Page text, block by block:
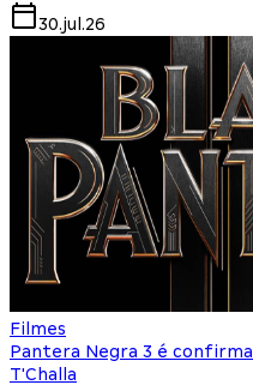
30.jul.26
Filmes
Pantera Negra 3 é
T'Challa